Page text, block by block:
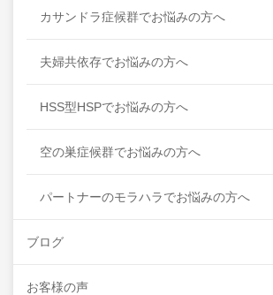
カサンドラ症候群でお悩みの方へ
夫婦共依存でお悩みの方へ
HSS型HSPでお悩みの方へ
空の巣症候群でお悩みの方へ
パートナーのモラハラでお悩みの方へ
ブログ
お客様の声